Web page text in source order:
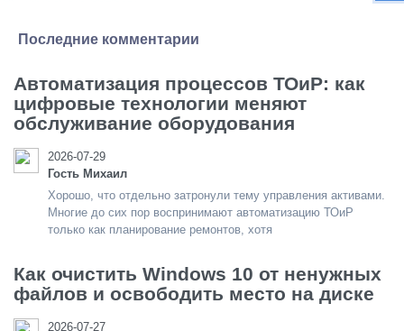
Последние комментарии
Автоматизация процессов ТОиР: как
цифровые технологии меняют
обслуживание оборудования
2026-07-29
Гость Михаил
Хорошо, что отдельно затронули тему управления активами.
Многие до сих пор воспринимают автоматизацию ТОиР
только как планирование ремонтов, хотя
Как очистить Windows 10 от ненужных
файлов и освободить место на диске
2026-07-27